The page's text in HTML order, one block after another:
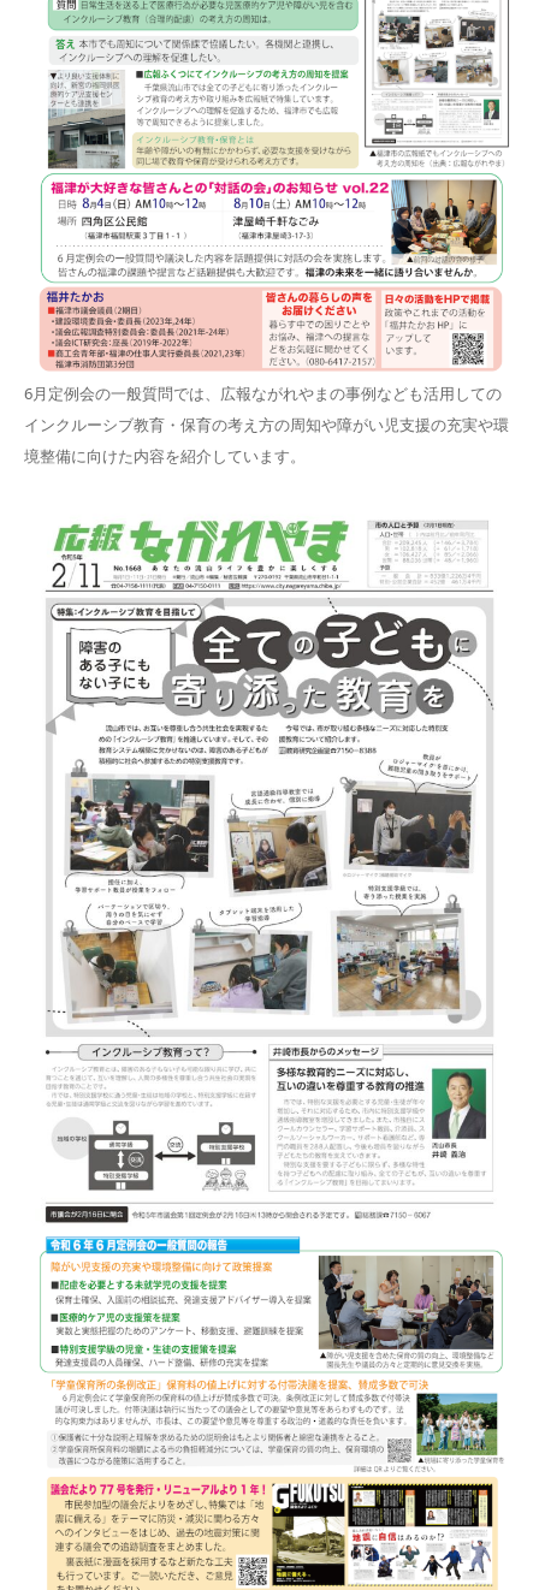
6月定例会の一般質問では、広報ながれやまの事例なども活用しての
インクルーシブ教育・保育の考え方の周知や障がい児支援の充実や環
境整備に向けた内容を紹介しています。